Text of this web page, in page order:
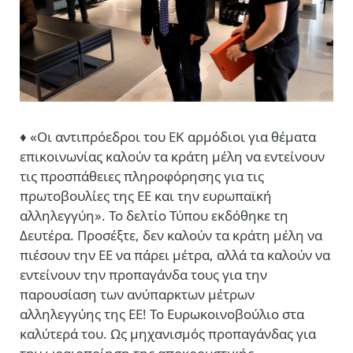
♦ «Οι αντιπρόεδροι του ΕΚ αρμόδιοι για θέματα
επικοινωνίας καλούν τα κράτη μέλη να εντείνουν
τις προσπάθειες πληροφόρησης για τις
πρωτοβουλίες της ΕΕ και την ευρωπαϊκή
αλληλεγγύη». Το δελτίο Τύπου εκδόθηκε τη
Δευτέρα. Προσέξτε, δεν καλούν τα κράτη μέλη να
πιέσουν την ΕΕ να πάρει μέτρα, αλλά τα καλούν να
εντείνουν την προπαγάνδα τους για την
παρουσίαση των ανύπαρκτων μέτρων
αλληλεγγύης της ΕΕ! Το Ευρωκοινοβούλιο στα
καλύτερά του. Ως μηχανισμός προπαγάνδας για